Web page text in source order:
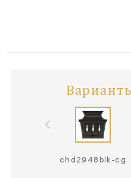
chd2948blk-cg